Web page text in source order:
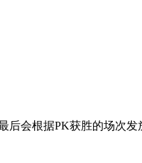
会根据PK获胜的场次